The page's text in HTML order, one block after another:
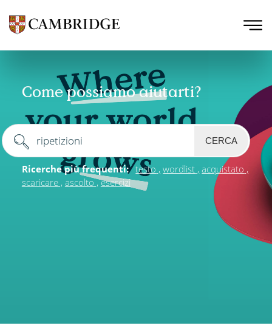
Come possiamo aiutarti?
CERCA
Ricerche più frequenti: testo wordlist acquistato
scaricare ascolto esercizi